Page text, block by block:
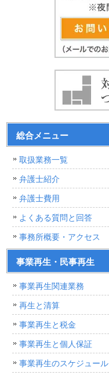
総合メニュー
取扱業務一覧
弁護士紹介
弁護士費用
よくある質問と回答
事務所概要・アクセス
事業再生・民事再生
事業再生関連業務
再生と清算
事業再生と税金
事業再生と個人保証
事業再生のスケジュール